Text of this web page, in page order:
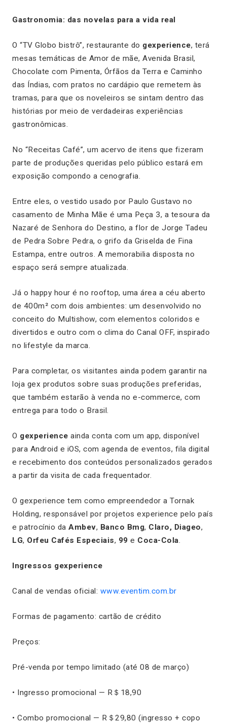
Gastronomia: das novelas para a vida real
O “TV Globo bistrô”, restaurante do gexperience, terá
mesas temáticas de Amor de mãe, Avenida Brasil,
Chocolate com Pimenta, Órfãos da Terra e Caminho
das Índias, com pratos no cardápio que remetem às
tramas, para que os noveleiros se sintam dentro das
histórias por meio de verdadeiras experiências
gastronômicas.
No “Receitas Café”, um acervo de itens que fizeram
parte de produções queridas pelo público estará em
exposição compondo a cenografia.
Entre eles, o vestido usado por Paulo Gustavo no
casamento de Minha Mãe é uma Peça 3, a tesoura da
Nazaré de Senhora do Destino, a flor de Jorge Tadeu
de Pedra Sobre Pedra, o grifo da Griselda de Fina
Estampa, entre outros. A memorabilia disposta no
espaço será sempre atualizada.
Já o happy hour é no rooftop, uma área a céu aberto
de 400m² com dois ambientes: um desenvolvido no
conceito do Multishow, com elementos coloridos e
divertidos e outro com o clima do Canal OFF, inspirado
no lifestyle da marca.
Para completar, os visitantes ainda podem garantir na
loja gex produtos sobre suas produções preferidas,
que também estarão à venda no e-commerce, com
entrega para todo o Brasil.
O gexperience ainda conta com um app, disponível
para Android e iOS, com agenda de eventos, fila digital
e recebimento dos conteúdos personalizados gerados
a partir da visita de cada frequentador.
O gexperience tem como empreendedor a Tornak
Holding, responsável por projetos experience pelo país
e patrocínio da Ambev, Banco Bmg, Claro, Diageo,
LG, Orfeu Cafés Especiais, 99 e Coca-Cola.
Ingressos gexperience
Canal de vendas oficial: www.eventim.com.br
Formas de pagamento: cartão de crédito
Preços:
Pré-venda por tempo limitado (até 08 de março)
• Ingresso promocional — R＄18,90
• Combo promocional — R＄29,80 (ingresso + copo